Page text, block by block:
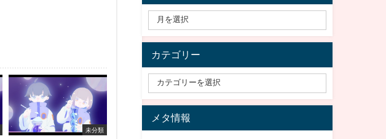
未分類
カテゴリー
メタ情報